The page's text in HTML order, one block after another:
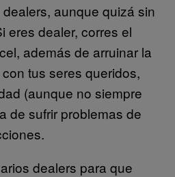
aunque quizá sin
eres dealer, corres el
además de arruinar la
tus seres queridos,
(aunque no siempre
de sufrir problemas de
dealers para que